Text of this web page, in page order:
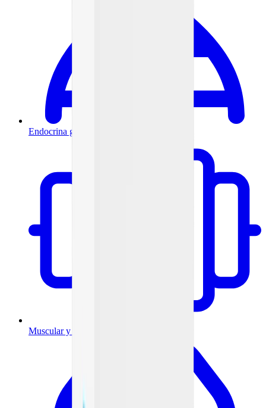
Endocrina general
Muscular y articulaciones